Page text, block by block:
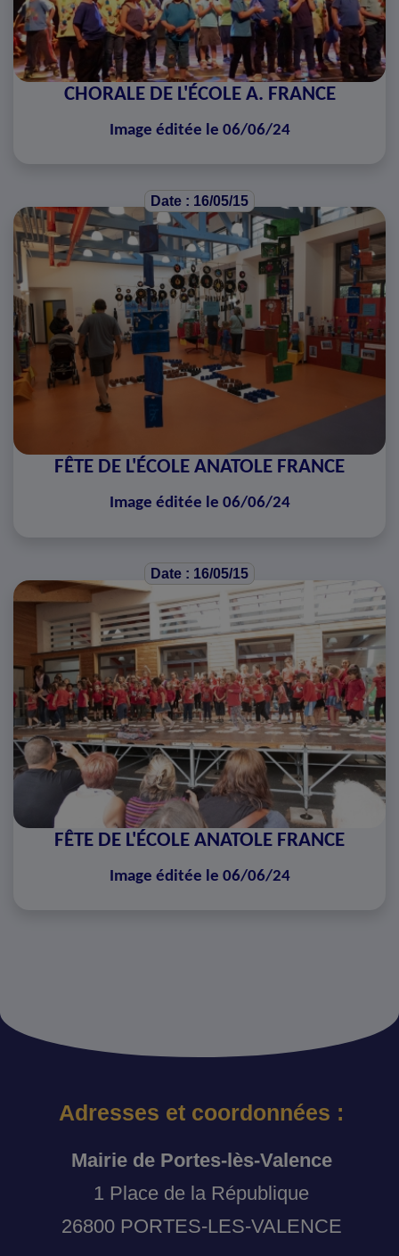
CHORALE DE L'ÉCOLE A. FRANCE
Image éditée le 06/06/24
Date : 16/05/15
FÊTE DE L'ÉCOLE ANATOLE FRANCE
Image éditée le 06/06/24
Date : 16/05/15
FÊTE DE L'ÉCOLE ANATOLE FRANCE
Image éditée le 06/06/24
Adresses et coordonnées :
Mairie de Portes-lès-Valence
1 Place de la République
26800 PORTES-LES-VALENCE